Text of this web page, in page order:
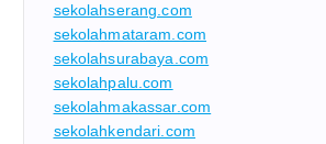
sekolahserang.com
sekolahmataram.com
sekolahsurabaya.com
sekolahpalu.com
sekolahmakassar.com
sekolahkendari.com